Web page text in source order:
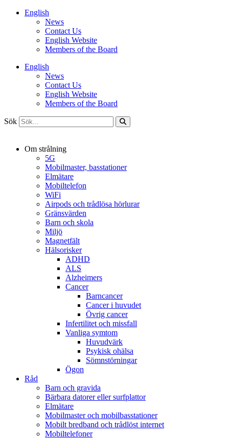
HoppaEnglish
News
Contact Us
English Website
Members of the Board
English
News
Contact Us
English Website
Members of the Board
Sök
Om strålning
5G
Mobilmaster, basstationer
Elmätare
Mobiltelefon
WiFi
Airpods och trådlösa hörlurar
Gränsvärden
Barn och skola
Miljö
Magnetfält
Hälsorisker
ADHD
ALS
Alzheimers
Cancer
Barncancer
Cancer i huvudet
Övrig cancer
Infertilitet och missfall
Vanliga symtom
Huvudvärk
Psykisk ohälsa
Sömnstörningar
Ögon
Råd
Barn och gravida
Bärbara datorer eller surfplattor
Elmätare
Mobilmaster och mobilbasstationer
Mobilt bredband och trådlöst internet
Mobiltelefoner